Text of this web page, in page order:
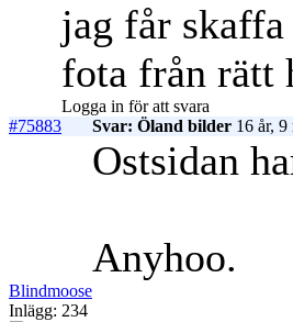
jag får
fota från rätt
Logga in för att svara
#75883
Svar: Öland bilder 16 år, 9
Blindmoose
Inlägg: 234
Ostsidan
Anyhoo.